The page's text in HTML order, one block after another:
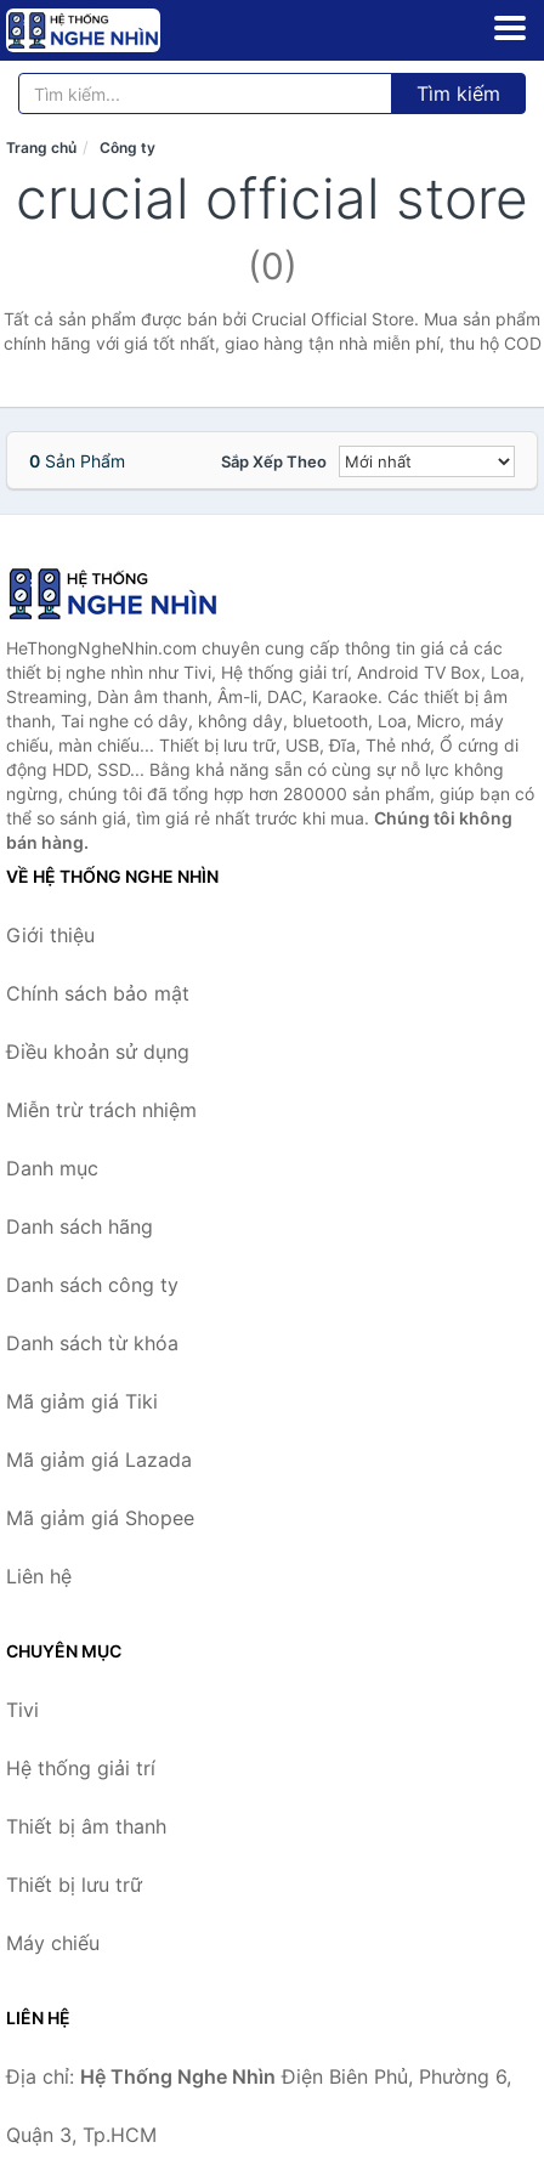
Tìm kiếm
Trang chủ Công ty
crucial official store
(0)
Tất cả sản phẩm được bán bởi Crucial Official Store. Mua sản phẩm
chính hãng với giá tốt nhất, giao hàng tận nhà miễn phí, thu hộ COD
0 Sản Phẩm Sắp Xếp Theo
HeThongNgheNhin.com chuyên cung cấp thông tin giá cả các
thiết bị nghe nhìn như Tivi, Hệ thống giải trí, Android TV Box, Loa,
Streaming, Dàn âm thanh, Âm-li, DAC, Karaoke. Các thiết bị âm
thanh, Tai nghe có dây, không dây, bluetooth, Loa, Micro, máy
chiếu, màn chiếu... Thiết bị lưu trữ, USB, Đĩa, Thẻ nhớ, Ổ cứng di
động HDD, SSD... Bằng khả năng sẵn có cùng sự nỗ lực không
ngừng, chúng tôi đã tổng hợp hơn 280000 sản phẩm, giúp bạn có
thể so sánh giá, tìm giá rẻ nhất trước khi mua. Chúng tôi không
bán hàng.
VỀ HỆ THỐNG NGHE NHÌN
Giới thiệu
Chính sách bảo mật
Điều khoản sử dụng
Miễn trừ trách nhiệm
Danh mục
Danh sách hãng
Danh sách công ty
Danh sách từ khóa
Mã giảm giá Tiki
Mã giảm giá Lazada
Mã giảm giá Shopee
Liên hệ
CHUYÊN MỤC
Tivi
Hệ thống giải trí
Thiết bị âm thanh
Thiết bị lưu trữ
Máy chiếu
LIÊN HỆ
Địa chỉ: Hệ Thống Nghe Nhìn Điện Biên Phủ, Phường 6,
Quận 3, Tp.HCM